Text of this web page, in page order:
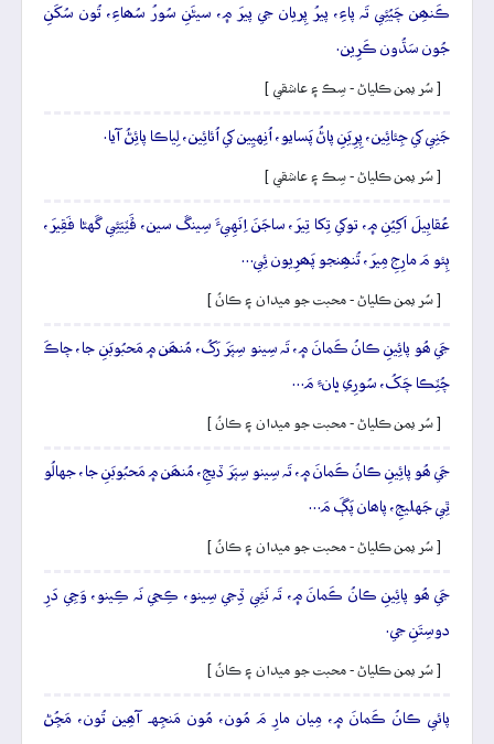
ڪَنھِن چَيُئِي تَہ پاءِ، پيرُ پِريان جي پيرَ ۾، سيڻَنِ سُورُ سُھاءِ، تُون سُکَنِ
جُون سَڌُون ڪَرِين.
[ سُر يمن ڪلياڻ - سِڪ ۽ عاشقي ]
جَنِي کي جِئائِين، پِرِيَنِ پاڻُ پَسايو، اُنِهيِين کي اُئائِين، لِياڪا پائِڻُ آيا.
[ سُر يمن ڪلياڻ - سِڪ ۽ عاشقي ]
عُقابِيلَ اَکِيُنِ ۾، توکي تِکا تِيرَ، ساجَنَ اِنَهِيءَ سِينڱ سين، ڦَٽِيَئِي گَهڻا فَقِيرَ،
ٻِئو مَ مارِجِ مِيرَ، تُنھِنجو پَھرِيون ئِي…
[ سُر يمن ڪلياڻ - محبت جو ميدان ۽ ڪانُ ]
جَي ھُو پائِينِ ڪانُ ڪَمانَ ۾، تَہ سِينو سِپَرَ رَکُ، مُنھَن ۾ مَحبُوبَنِ جا، چاڪَ
چُٽِڪا چَکُ، سُورِي ڀانءِ مَ…
[ سُر يمن ڪلياڻ - محبت جو ميدان ۽ ڪانُ ]
جَي ھُو پائِينِ ڪانُ ڪَمانَ ۾، تَہ سِينو سِپَرَ ڏيجِ، مُنھَن ۾ مَحبُوبَنِ جا، جهالُو
ٿِي جَهليجِ، پاھان پَڳَ مَ…
[ سُر يمن ڪلياڻ - محبت جو ميدان ۽ ڪانُ ]
جَي ھُو پائِينِ ڪانُ ڪَمانَ ۾، تَہ نَئِي ڏِجي سِينو، ڪِجي نَہ ڪِينو، وَڃِي دَرِ
دوسِتَنِ جي.
[ سُر يمن ڪلياڻ - محبت جو ميدان ۽ ڪانُ ]
پائي ڪانُ ڪَمانَ ۾، مِيان مارِ مَ مُون، مُون مَنجِهہ آھِين تُون، مَڇُڻ